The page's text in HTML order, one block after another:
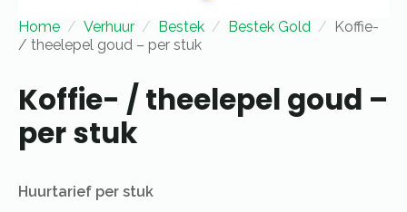
Home Verhuur Bestek Bestek Gold
Koffie-
/ theelepel goud – per stuk
Koffie- / theelepel goud –
per stuk
Huurtarief per stuk